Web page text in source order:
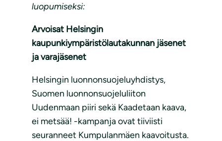
luopumiseksi:
Arvoisat Helsingin
kaupunkiympäristölautakunnan jäsenet
ja varajäsenet
Helsingin luonnonsuojeluyhdistys,
Suomen luonnonsuojeluliiton
Uudenmaan piiri sekä Kaadetaan kaava,
ei metsää! -kampanja ovat tiiviisti
seuranneet Kumpulanmäen kaavoitusta.